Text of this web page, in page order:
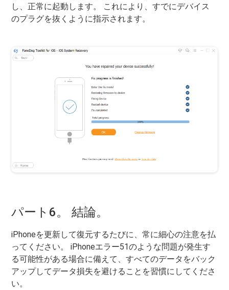
し、正常に起動します。 これにより、すでにデバイス
のプラグを抜くように指示されます。
パート6。 結論。
iPhoneを更新して復元するたびに、常に細心の注意を払
ってください。 iPhoneエラー51のような問題が発生す
る可能性がある場合に備えて、すべてのデータをバック
アップしてデータ損失を避けることを習慣にしてくださ
い。